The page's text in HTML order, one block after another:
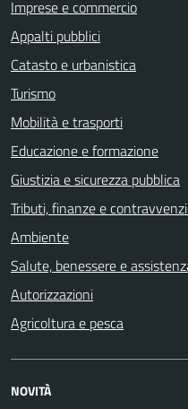
Imprese e commercio
Appalti pubblici
Catasto e urbanistica
Turismo
Mobilità e trasporti
Educazione e formazione
Giustizia e sicurezza pubblica
Tributi, finanze e
Ambiente
Salute, benessere e
Autorizzazioni
Agricoltura e pesca
NOVITÀ